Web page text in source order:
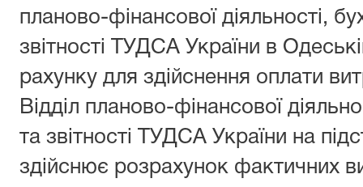
планово-фінансової діяльності,
звітності ТУДСА України в
рахунку для здійснення оплати
Відділ планово-фінансової
та звітності ТУДСА України на
здійснює розрахунок фактичних